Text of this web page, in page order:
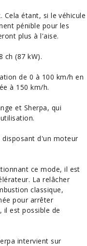
Cela étant, si le véhicule
pénible pour les
plus à l'aise.
ch (87 kW).
de 0 à 100 km/h en
à 150 km/h.
et Sherpa, qui
disposant d'un moteur
ce mode, il est
La relâcher
classique,
pour arrêter
il est possible de
intervient sur